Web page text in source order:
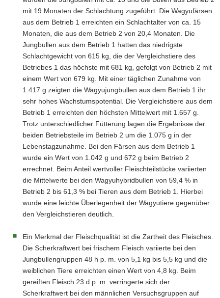
mit 19 Monaten der Schlachtung zugeführt. Die Wagyufärsen
aus dem Betrieb 1 erreichten ein Schlachtalter von ca. 15
Monaten, die aus dem Betrieb 2 von 20,4 Monaten. Die
Jungbullen aus dem Betrieb 1 hatten das niedrigste
Schlachtgewicht von 615 kg, die der Vergleichstiere des
Betriebes 1 das höchste mit 681 kg, gefolgt von Betrieb 2 mit
einem Wert von 679 kg. Mit einer täglichen Zunahme von
1.417 g zeigten die Wagyujungbullen aus dem Betrieb 1 ihr
sehr hohes Wachstumspotential. Die Vergleichstiere aus dem
Betrieb 1 erreichten den höchsten Mittelwert mit 1.657 g.
Trotz unterschiedlicher Fütterung lagen die Ergebnisse der
beiden Betriebsteile im Betrieb 2 um die 1.075 g in der
Lebenstagzunahme. Bei den Färsen aus dem Betrieb 1
wurde ein Wert von 1.042 g und 672 g beim Betrieb 2
errechnet. Beim Anteil wertvoller Fleischteilstücke variierten
die Mittelwerte bei den Wagyuhybridbullen von 59,4 % in
Betrieb 2 bis 61,3 % bei Tieren aus dem Betrieb 1. Hierbei
wurde eine leichte Überlegenheit der Wagyutiere gegenüber
den Vergleichstieren deutlich.
Ein Merkmal der Fleischqualität ist die Zartheit des Fleisches.
Die Scherkraftwert bei frischem Fleisch variierte bei den
Jungbullengruppen 48 h p. m. von 5,1 kg bis 5,5 kg und die
weiblichen Tiere erreichten einen Wert von 4,8 kg. Beim
gereiften Fleisch 23 d p. m. verringerte sich der
Scherkraftwert bei den männlichen Versuchsgruppen auf